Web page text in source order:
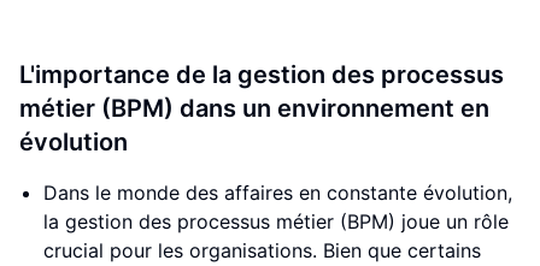
L'importance de la gestion des processus
métier (BPM) dans un environnement en
évolution
Dans le monde des affaires en constante évolution,
la gestion des processus métier (BPM) joue un rôle
crucial pour les organisations. Bien que certains